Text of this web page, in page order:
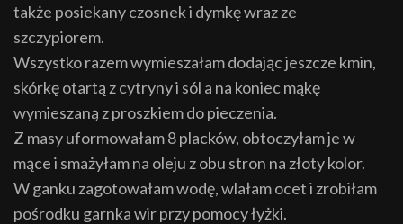
także posiekany czosnek i dymkę wraz ze
szczypiorem.
Wszystko razem wymieszałam dodając jeszcze kmin,
skórkę otartą z cytryny i sól a na koniec mąkę
wymieszaną z proszkiem do pieczenia.
Z masy uformowałam 8 placków, obtoczyłam je w
mące i smażyłam na oleju z obu stron na złoty kolor.
W ganku zagotowałam wodę, wlałam ocet i zrobiłam
pośrodku garnka wir przy pomocy łyżki.